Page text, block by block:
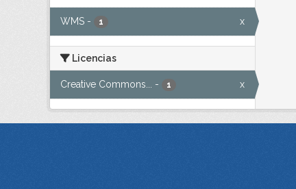
WMS - 1 x
Licencias
Creative Commons... - 1 x